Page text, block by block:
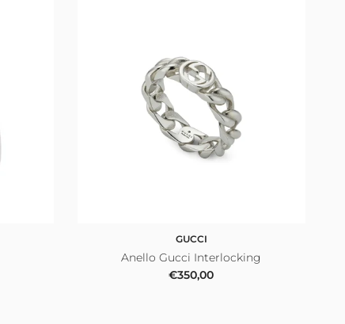
GUCCI
Anello Gucci Interlocking
Prezzo normale
€350,00